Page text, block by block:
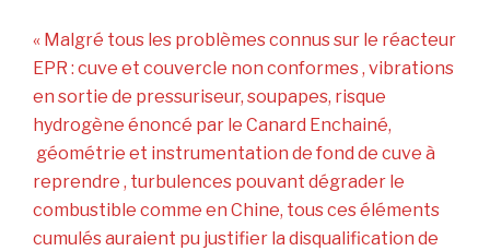
« Malgré tous les problèmes connus sur le réacteur
EPR : cuve et couvercle non conformes , vibrations
en sortie de pressuriseur, soupapes, risque
hydrogène énoncé par le Canard Enchainé,
géométrie et instrumentation de fond de cuve à
reprendre , turbulences pouvant dégrader le
combustible comme en Chine, tous ces éléments
cumulés auraient pu justifier la disqualification de